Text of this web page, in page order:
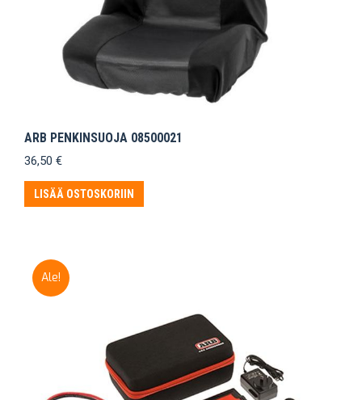
ARB PENKINSUOJA 08500021
36,50 €
LISÄÄ OSTOSKORIIN
Ale!